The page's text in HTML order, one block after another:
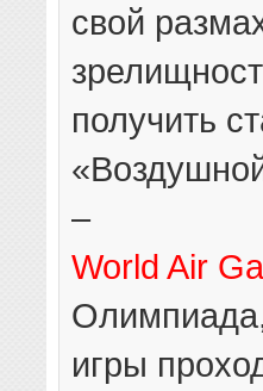
свой
получить
–
World Air
игры